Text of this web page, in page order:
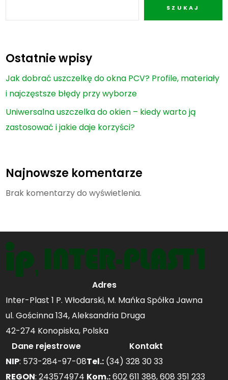
SZUKAJ
Ostatnie wpisy
Jak dobrać uszczelkę do okna PCV? Profile, materiały
i najczęstsze błędy przy wyborze
Uniwersalna uszczelka do okien – kiedy warto ją
zastosować i jakie daje korzyści?
Najnowsze komentarze
Brak komentarzy do wyświetlenia.
Adres
Inter-Plast 1 P. Włodarski, M. Mańka Spółka Jawna
ul. Gościnna 134, Aleksandria Druga
42-274 Konopiska, Polska
Dane rejestrowe
NIP: 573-284-97-08
REGON: 243574974
Kontakt
Tel.: (34) 328 30 33
Kom.:602 611 388,608 351 233